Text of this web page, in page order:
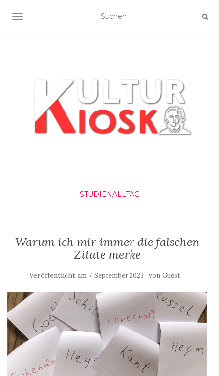
NAVIGATION UMSCHALTEN
STUDIENALLTAG
Warum ich mir immer die falschen
Zitate merke
Veröffentlicht am 7. September 2023 von Guest